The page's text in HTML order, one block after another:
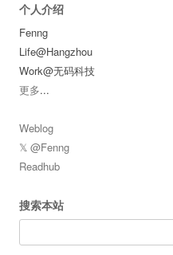
个人介绍
Fenng
Life@Hangzhou
Work@无码科技
更多...
Weblog
𝕏 @Fenng
Readhub
搜索本站
for: